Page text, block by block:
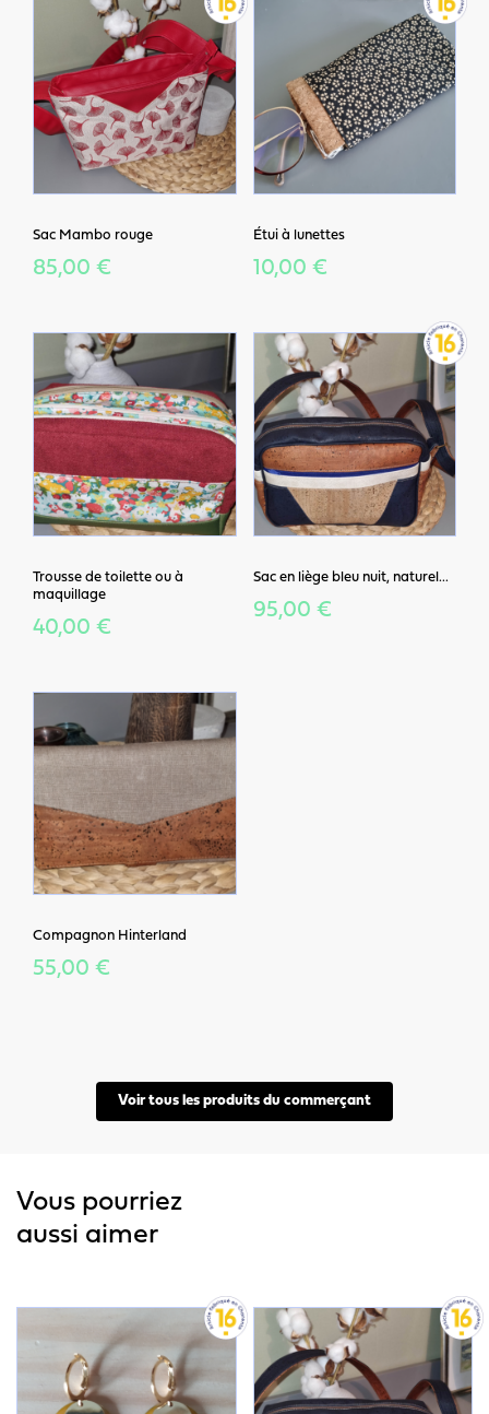
Sac Mambo rouge
85,00 €
Étui à lunettes
10,00 €
Trousse de toilette ou à
maquillage
40,00 €
Sac en liège bleu nuit, naturel...
95,00 €
Compagnon Hinterland
55,00 €
Voir tous les produits du commerçant
Vous pourriez
aussi aimer